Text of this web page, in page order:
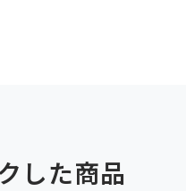
した商品